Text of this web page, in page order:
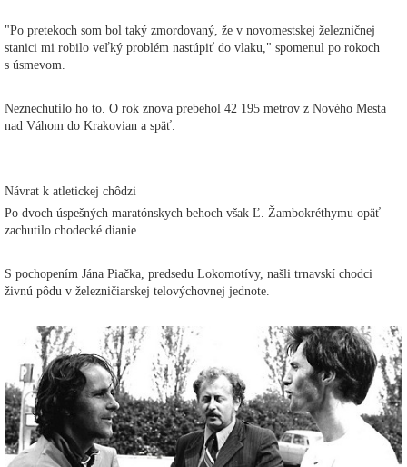
"Po pretekoch som bol taký zmordovaný, že v novomestskej železničnej
stanici mi robilo veľký problém nastúpiť do vlaku," spomenul po rokoch
s úsmevom.
Neznechutilo ho to. O rok znova prebehol 42 195 metrov z Nového Mesta
nad Váhom do Krakovian a späť.
Návrat k atletickej chôdzi
Po dvoch úspešných maratónskych behoch však Ľ. Žambokréthymu opäť
zachutilo chodecké dianie.
S pochopením Jána Piačka, predsedu Lokomotívy, našli trnavskí chodci
živnú pôdu v železničiarskej telovýchovnej jednote.